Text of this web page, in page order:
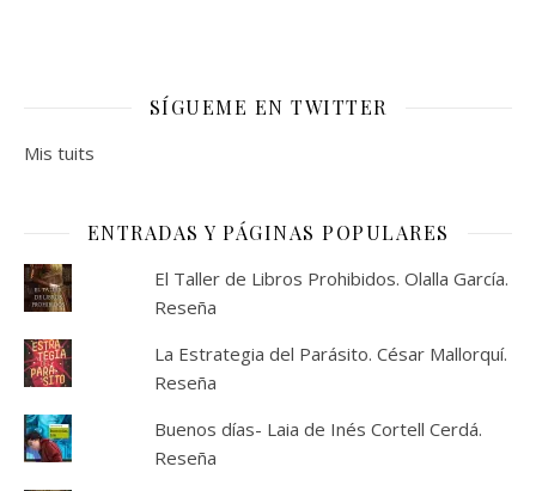
SÍGUEME EN TWITTER
Mis tuits
ENTRADAS Y PÁGINAS POPULARES
El Taller de Libros Prohibidos. Olalla García.
Reseña
La Estrategia del Parásito. César Mallorquí.
Reseña
Buenos días- Laia de Inés Cortell Cerdá.
Reseña